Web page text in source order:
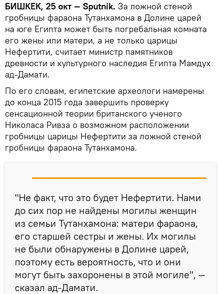
БИШКЕК, 25 окт — Sputnik. За ложной стеной
гробницы фараона Тутанхамона в Долине царей
на юге Египта может быть погребальная комната
его жены или матери, а не только царицы
Нефертити, считает министр памятников
древности и культурного наследия Египта Мамдух
ад-Дамати.
По его словам, египетские археологи намерены
до конца 2015 года завершить проверку
сенсационной теории британского ученого
Николаса Ривза о возможном расположении
гробницы царицы Нефертити за ложной стеной
гробницы фараона Тутанхамона.
"Не факт, что это будет Нефертити. Нами
до сих пор не найдены могилы женщин
из семьи Тутанхамона: матери фараона,
его старшей сестры и жены. Их могилы
не были обнаружены в Долине царей,
поэтому есть вероятность, что и они
могут быть захоронены в этой могиле", —
сказал ад-Дамати.